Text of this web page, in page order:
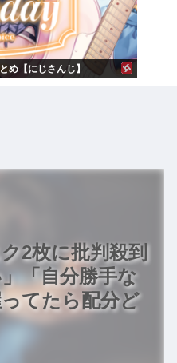
め【にじさんじ】
2枚に批判殺到
「自分勝手な
てたら配分ど